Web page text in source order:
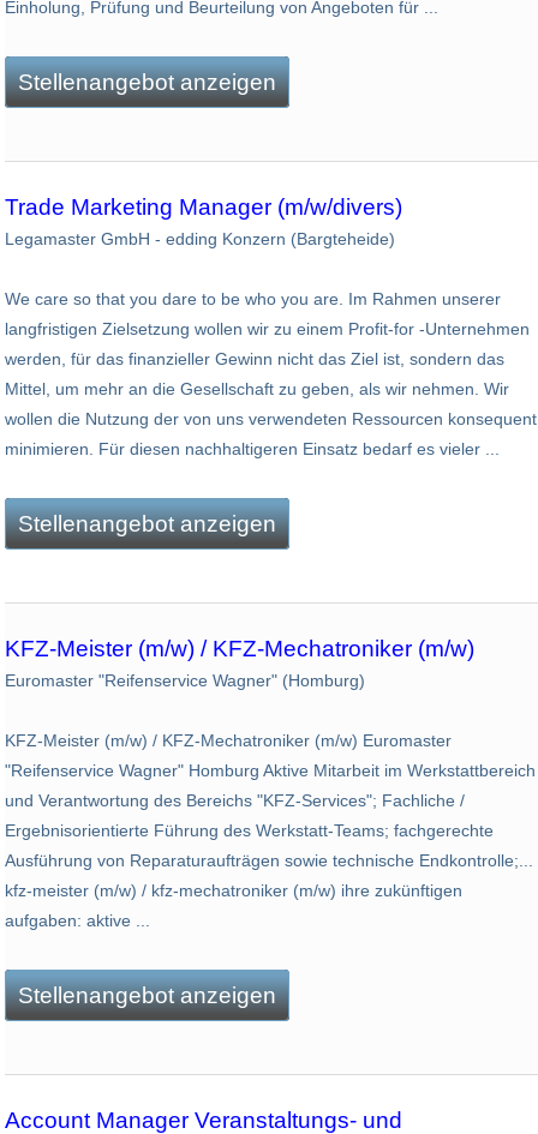
Einholung, Prüfung und Beurteilung von Angeboten für ...
Stellenangebot anzeigen
Trade Marketing Manager (m/w/divers)
Legamaster GmbH - edding Konzern (Bargteheide)
We care so that you dare to be who you are. Im Rahmen unserer
langfristigen Zielsetzung wollen wir zu einem Profit-for -Unternehmen
werden, für das finanzieller Gewinn nicht das Ziel ist, sondern das
Mittel, um mehr an die Gesellschaft zu geben, als wir nehmen. Wir
wollen die Nutzung der von uns verwendeten Ressourcen konsequent
minimieren. Für diesen nachhaltigeren Einsatz bedarf es vieler ...
Stellenangebot anzeigen
KFZ-Meister (m/w) / KFZ-Mechatroniker (m/w)
Euromaster "Reifenservice Wagner" (Homburg)
KFZ-Meister (m/w) / KFZ-Mechatroniker (m/w) Euromaster
"Reifenservice Wagner" Homburg Aktive Mitarbeit im Werkstattbereich
und Verantwortung des Bereichs "KFZ-Services"; Fachliche /
Ergebnisorientierte Führung des Werkstatt-Teams; fachgerechte
Ausführung von Reparaturaufträgen sowie technische Endkontrolle;...
kfz-meister (m/w) / kfz-mechatroniker (m/w) ihre zukünftigen
aufgaben: aktive ...
Stellenangebot anzeigen
Account Manager Veranstaltungs- und